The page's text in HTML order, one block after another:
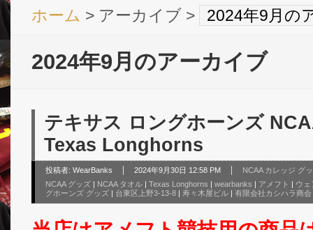
ホーム > アーカイブ > 2024年9月の
2024年9月のアーカイブ
テキサス ロングホーンズ
Texas Longhorns
投稿者: WearBanks 2024年9月30日 12:58 PM
NCAA カレッジ グ
NCAA グッズ | NCAA タオル | Texas Longhorns | wearbanks | アメフト | ウェ
グホーンズ グッズ | 台東区上野3-13-8 | 寿々木屋ビル | 有限会社カシハラ商会